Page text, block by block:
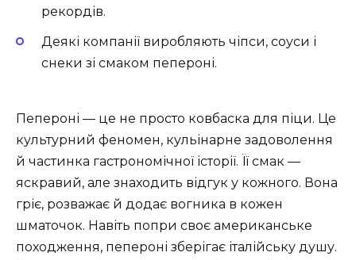
рекордів.
Деякі компанії виробляють чіпси, соуси і
снеки зі смаком пепероні.
Пепероні — це не просто ковбаска для піци. Це
культурний феномен, кульінарне задоволення
й частинка гастрономічної історії. Її смак —
яскравий, але знаходить відгук у кожного. Вона
гріє, розважає й додає вогника в кожен
шматочок. Навіть попри своє американське
походження, пепероні зберігає італійську душу.